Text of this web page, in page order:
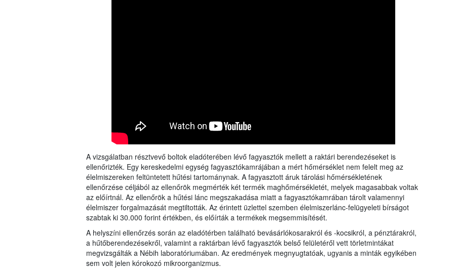
A vizsgálatban résztvevő boltok eladóterében lévő fagyasztók mellett a raktári berendezéseket is
ellenőrizték. Egy kereskedelmi egység fagyasztókamrájában a mért hőmérséklet nem felelt meg az
élelmiszereken feltüntetett hűtési tartománynak. A fagyasztott áruk tárolási hőmérsékletének
ellenőrzése céljából az ellenőrök megmérték két termék maghőmérsékletét, melyek magasabbak voltak
az előírtnál. Az ellenőrök a hűtési lánc megszakadása miatt a fagyasztókamrában tárolt valamennyi
élelmiszer forgalmazását megtiltották. Az érintett üzlettel szemben élelmiszerlánc-felügyeleti bírságot
szabtak ki 30.000 forint értékben, és előírták a termékek megsemmisítését.
A helyszíni ellenőrzés során az eladótérben található bevásárlókosarakról és -kocsikról, a pénztárakról,
a hűtőberendezésekről, valamint a raktárban lévő fagyasztók belső felületéről vett törletmintákat
megvizsgálták a Nébih laboratóriumában. Az eredmények megnyugtatóak, ugyanis a minták egyikében
sem volt jelen kórokozó mikroorganizmus.